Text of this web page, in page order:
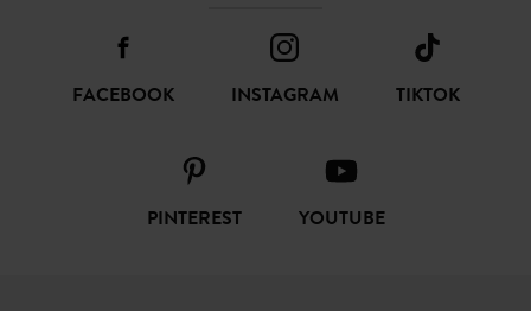
FACEBOOK INSTAGRAM TIKTOK
PINTEREST YOUTUBE